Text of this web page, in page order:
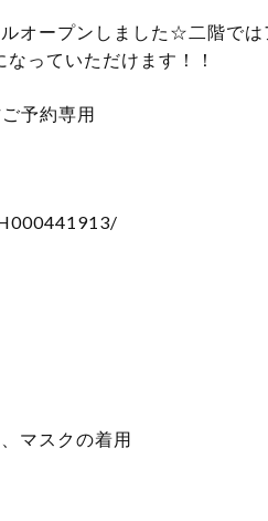
オープンしました☆二階で
っていただけます！！
予約専用
マスクの着用